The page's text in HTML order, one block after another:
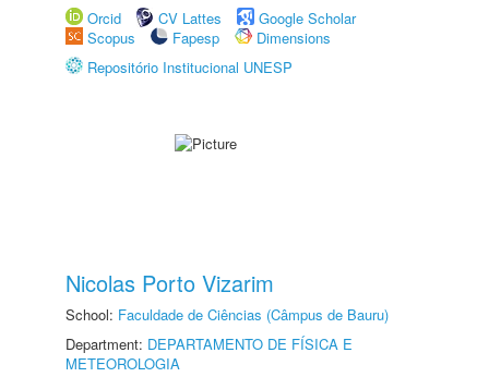
Orcid
CV Lattes
Google Scholar
Scopus
Fapesp
Dimensions
Repositório Institucional UNESP
Nicolas Porto Vizarim
School: Faculdade de Ciências (Câmpus de Bauru)
Department: DEPARTAMENTO DE FÍSICA E
METEOROLOGIA